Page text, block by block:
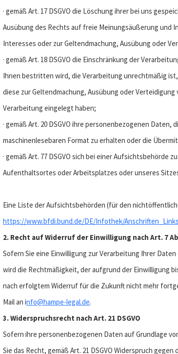
· gemäß Art. 17 DSGVO die Löschung ihrer bei uns
Ausübung des Rechts auf freie Meinungsäußerung und
Interesses oder zur Geltendmachung, Ausübung oder
· gemäß Art. 18 DSGVO die Einschränkung der
Ihnen bestritten wird, die Verarbeitung unrechtmäßig
diese zur Geltendmachung, Ausübung oder
Verarbeitung eingelegt haben;
· gemäß Art. 20 DSGVO ihre personenbezogenen
maschinenlesebaren Format zu erhalten oder die
· gemäß Art. 77 DSGVO sich bei einer
Aufenthaltsortes oder Arbeitsplatzes oder unseres
Eine Liste der Aufsichtsbehörden (für den
https://www.bfdi.bund.de/DE/Infothek/
2. Recht auf Widerruf der Einwilligung nach Art. 7
Sofern Sie eine Einwilligung zur Verarbeitung Ihrer
wird die Rechtmäßigkeit, der aufgrund der Einwilligung
nach erfolgtem Widerruf für die Zukunft nicht mehr
Mail an info@hampe-legal.de.
3. Widerspruchsrecht nach Art. 21 DSGVO
Sofern ihre personenbezogenen Daten auf Grundlage
Sie das Recht, gemäß Art. 21 DSGVO Widerspruch